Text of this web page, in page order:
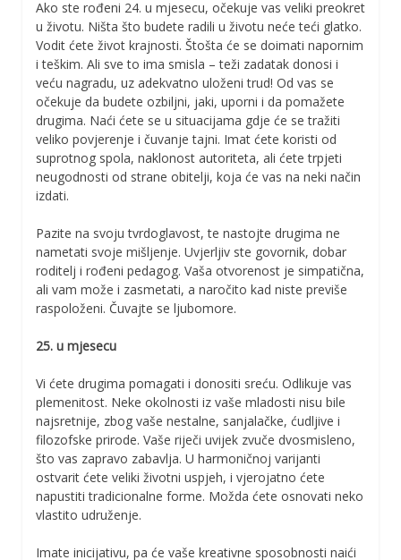
Ako ste rođeni 24. u mjesecu, očekuje vas veliki preokret
u životu. Ništa što budete radili u životu neće teći glatko.
Vodit ćete život krajnosti. Štošta će se doimati napornim
i teškim. Ali sve to ima smisla – teži zadatak donosi i
veću nagradu, uz adekvatno uloženi trud! Od vas se
očekuje da budete ozbiljni, jaki, uporni i da pomažete
drugima. Naći ćete se u situacijama gdje će se tražiti
veliko povjerenje i čuvanje tajni. Imat ćete koristi od
suprotnog spola, naklonost autoriteta, ali ćete trpjeti
neugodnosti od strane obitelji, koja će vas na neki način
izdati.
Pazite na svoju tvrdoglavost, te nastojte drugima ne
nametati svoje mišljenje. Uvjerljiv ste govornik, dobar
roditelj i rođeni pedagog. Vaša otvorenost je simpatična,
ali vam može i zasmetati, a naročito kad niste previše
raspoloženi. Čuvajte se ljubomore.
25. u mjesecu
Vi ćete drugima pomagati i donositi sreću. Odlikuje vas
plemenitost. Neke okolnosti iz vaše mladosti nisu bile
najsretnije, zbog vaše nestalne, sanjalačke, ćudljive i
filozofske prirode. Vaše riječi uvijek zvuče dvosmisleno,
što vas zapravo zabavlja. U harmoničnoj varijanti
ostvarit ćete veliki životni uspjeh, i vjerojatno ćete
napustiti tradicionalne forme. Možda ćete osnovati neko
vlastito udruženje.
Imate inicijativu, pa će vaše kreativne sposobnosti naići